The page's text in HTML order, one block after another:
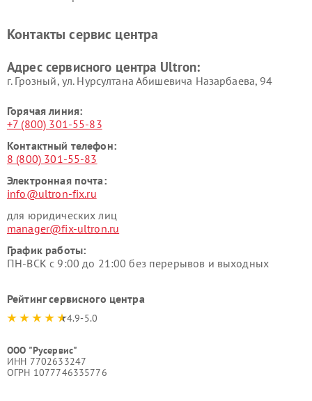
Контакты сервис центра
Адрес сервисного центра Ultron:
г. Грозный, ул. Нурсултана Абишевича Назарбаева, 94
Горячая линия:
+7 (800) 301-55-83
Контактный телефон:
8 (800) 301-55-83
Электронная почта:
info@ultron-fix.ru
для юридических лиц
manager@fix-ultron.ru
График работы:
ПН-ВСК с 9:00 до 21:00 без перерывов и выходных
Рейтинг сервисного центра
4.9-5.0
ООО "Русервис"
ИНН 7702633247
ОГРН 1077746335776